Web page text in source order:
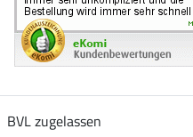
BVL zugelassen